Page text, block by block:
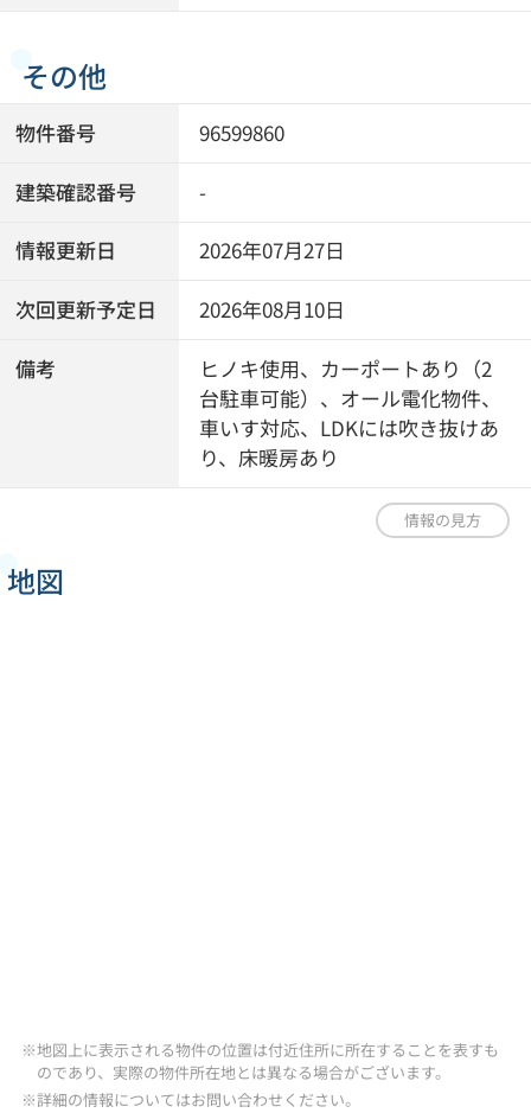
その他
物件番号 96599860
建築確認番号 -
情報更新日 2026年07月27日
次回更新予定日 2026年08月10日
備考
ヒノキ使用、カーポートあり（2
台駐車可能）、オール電化物件、
車いす対応、LDKには吹き抜けあ
り、床暖房あり
情報の見方
地図
※地図上に表示される物件の位置は付近住所に所在することを表すも
のであり、実際の物件所在地とは異なる場合がございます。
※詳細の情報についてはお問い合わせください。